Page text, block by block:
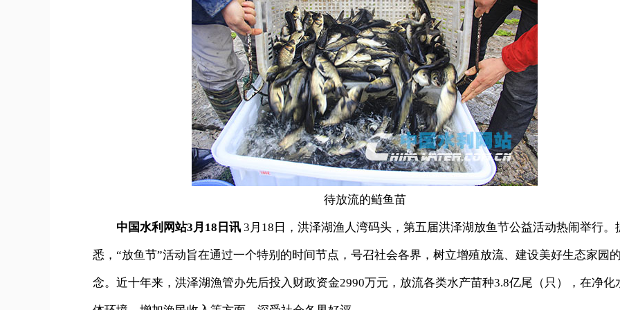
待放流的鲢鱼苗
中国水利网站3月18日讯 3月18日，洪泽湖渔人湾码头，第五届洪泽湖放鱼节公益活动热闹举行。
悉，“放鱼节”活动旨在通过一个特别的时间节点，号召社会各界，树立增殖放流、建设美好生态家园
念。近十年来，洪泽湖漁管办先后投入财政资金2990万元，放流各类水产苗种3.8亿尾（只），在净化